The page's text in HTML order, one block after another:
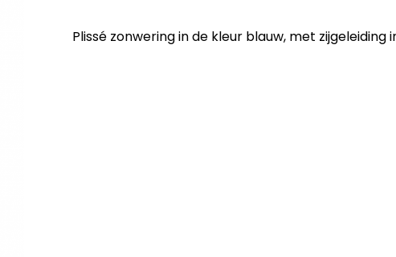
Plissé zonwering in de kleur blauw, met zijgeleiding